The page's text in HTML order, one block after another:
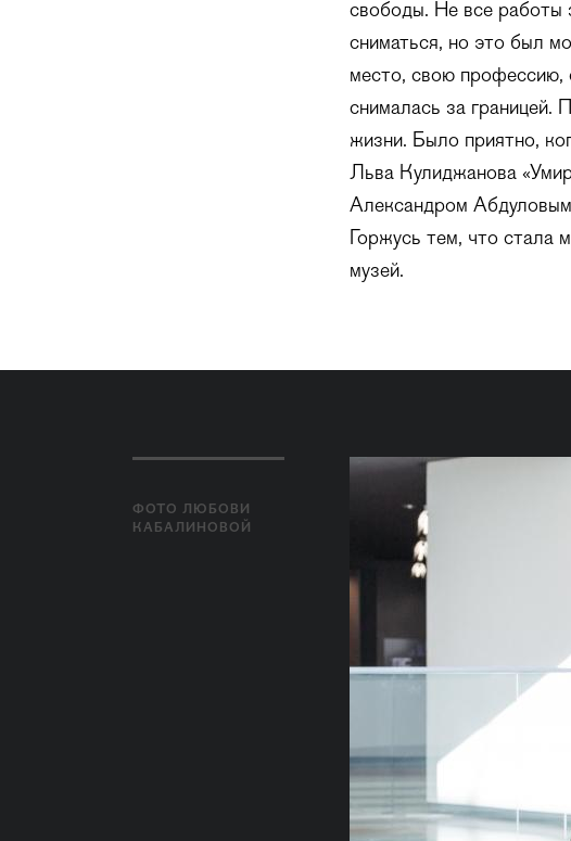
свободы. Не все работы
сниматься, но это был
место, свою профессию,
снималась за границей.
жизни. Было приятно,
Льва Кулиджанова
Александром
Горжусь тем, что стала
музей.
ФОТО ЛЮБОВИ
КАБАЛИНОВОЙ